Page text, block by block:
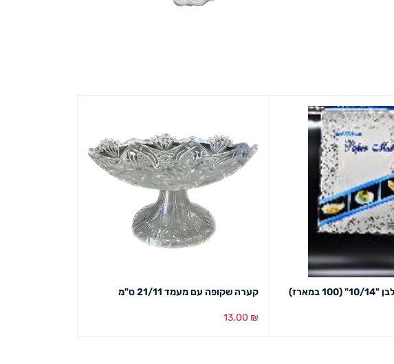
במארז) קערה שקופה עם מעמד 21/11 ס"מ
13.00 ₪